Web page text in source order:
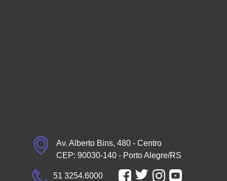
Av. Alberto Bins, 480 - Centro
CEP: 90030-140 - Porto Alegre/RS
51 3254.6000